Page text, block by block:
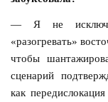
— Я не
«разогревать»
чтобы
сценарий
как